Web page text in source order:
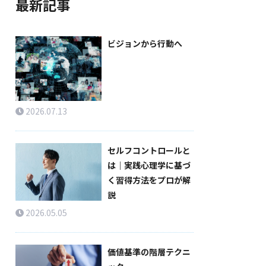
最新記事
ビジョンから行動へ
2026.07.13
セルフコントロールと
は｜実践心理学に基づ
く習得方法をプロが解
説
2026.05.05
価値基準の階層テクニ